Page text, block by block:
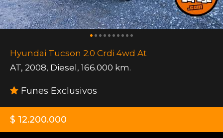
Hyundai Tucson 2.0 Crdi 4wd At
AT, 2008, Diesel , 166.000 km.
Funes Exclusivos
$ 12.200.000